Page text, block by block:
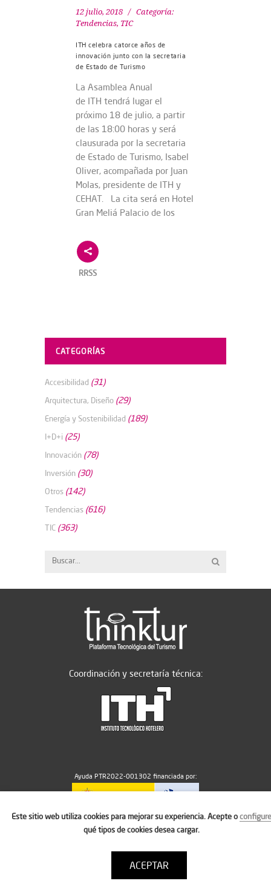
12 julio, 2018
Categoría:
Tendencias, TIC
ITH celebra catorce años de
innovación junto con la secretaria
de Estado de Turismo
La Asamblea Anual
de ITH tendrá lugar el
próximo 18 de julio, a partir
de las 18:00 horas y será
clausurada por la secretaria
de Estado de Turismo, Isabel
Oliver, acompañada por Juan
Molas, presidente de ITH y
CEHAT. La cita será en Hotel
Gran Meliá Palacio de los
RRSS
CATEGORÍAS
Accesibilidad (31)
Arquitectura, Diseño (29)
Energía y Sostenibilidad (189)
I+D+i (25)
Innovación (78)
Inversión (30)
Otros (142)
Tendencias (616)
TIC (363)
Coordinación y secretaría técnica:
Ayuda PTR2022-001302 financiada por:
MICIU/AEI/10.13039/501100011033
Política de cookies
Condiciones de uso
Este sitio web utiliza cookies para mejorar su experiencia. Acepte oconfigure
qué tipos de cookies desea cargar.
ACEPTAR